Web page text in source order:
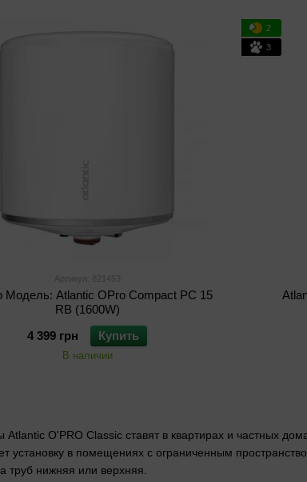
Atlantic O'PRO Classic ставят в квартирах и частных
установку в помещениях с ограниченным
труб нижняя или верхняя.
Артикул: 821453
Модель: Atlantic OPro Compact PC 15
RB (1600W)
4 399 грн
Купить
В наличии
2
3